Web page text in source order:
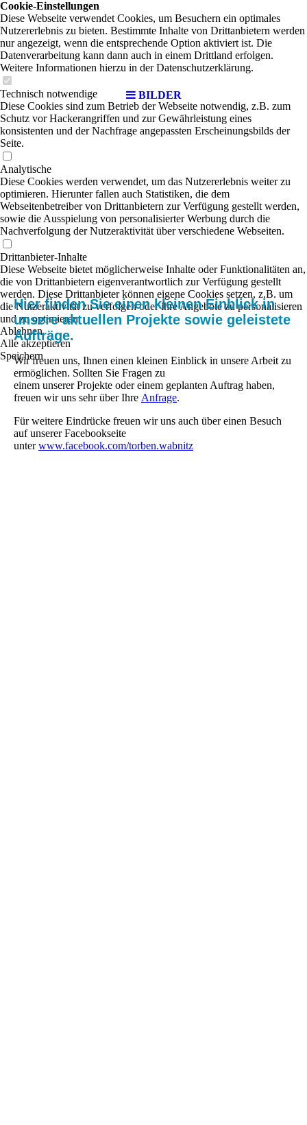
BILDER
Hier finden Sie einen kleinen Einblick in
unsere aktuellen Projekte sowie geleistete
Aufträge.
Wir freuen uns, Ihnen einen kleinen Einblick in unsere Arbeit zu
ermöglichen. Sollten Sie Fragen zu
einem unserer Projekte oder einem geplanten Auftrag haben,
freuen wir uns sehr über Ihre Anfrage.
Für weitere Eindrücke freuen wir uns auch über einen Besuch
auf unserer Facebookseite
unterwww.facebook.com/torben.wabnitz
Cookie-Einstellungen
Diese Webseite verwendet Cookies, um Besuchern ein optimales
Nutzererlebnis zu bieten. Bestimmte Inhalte von Drittanbietern werden
nur angezeigt, wenn die entsprechende Option aktiviert ist. Die
Datenverarbeitung kann dann auch in einem Drittland erfolgen.
Weitere Informationen hierzu in der Datenschutzerklärung.
Technisch notwendige
Diese Cookies sind zum Betrieb der Webseite notwendig, z.B. zum
Schutz vor Hackerangriffen und zur Gewährleistung eines
konsistenten und der Nachfrage angepassten Erscheinungsbilds der
Seite.
Analytische
Diese Cookies werden verwendet, um das Nutzererlebnis weiter zu
optimieren. Hierunter fallen auch Statistiken, die dem
Webseitenbetreiber von Drittanbietern zur Verfügung gestellt werden,
sowie die Ausspielung von personalisierter Werbung durch die
Nachverfolgung der Nutzeraktivität über verschiedene Webseiten.
Drittanbieter-Inhalte
Diese Webseite bietet möglicherweise Inhalte oder Funktionalitäten an,
die von Drittanbietern eigenverantwortlich zur Verfügung gestellt
werden. Diese Drittanbieter können eigene Cookies setzen, z.B. um
die Nutzeraktivität zu verfolgen oder ihre Angebote zu personalisieren
und zu optimieren.
Ablehnen
Alle akzeptieren
Speichern